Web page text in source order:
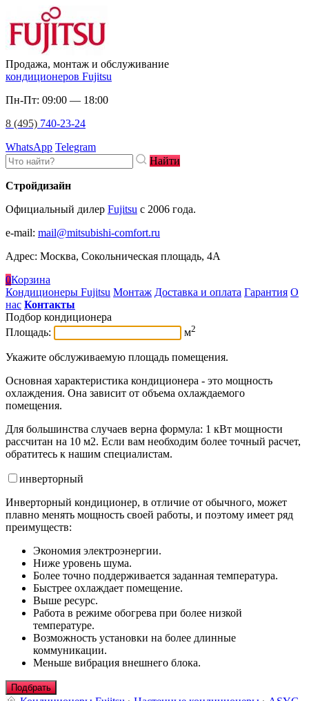
Продажа, монтаж и обслуживание
кондиционеров Fujitsu
Пн-Пт: 09:00 — 18:00
8 (495) 740-23-24
WhatsApp Telegram
Найти
Стройдизайн
Официальный дилер Fujitsu c 2006 года.
e-mail: mail@mitsubishi-comfort.ru
Адрес: Москва, Сокольническая площадь, 4А
0Корзина
Кондиционеры Fujitsu Монтаж Доставка и оплата Гарантия О
нас Контакты
Подбор кондиционера
Площадь:
м2
Укажите обслуживаемую площадь помещения.
Основная характеристика кондиционера - это мощность
охлаждения. Она зависит от объема охлаждаемого
помещения.
Для большинства случаев верна формула: 1 кВт мощности
рассчитан на 10 м2. Если вам необходим более точный расчет,
обратитесь к нашим специалистам.
инверторный
Инверторный кондиционер, в отличие от обычного, может
плавно менять мощность своей работы, и поэтому имеет ряд
преимуществ:
Экономия электроэнергии.
Ниже уровень шума.
Более точно поддерживается заданная температура.
Быстрее охлаждает помещение.
Выше ресурс.
Работа в режиме обогрева при более низкой
температуре.
Возможность установки на более длинные
коммуникации.
Меньше вибрация внешнего блока.
Подбрать